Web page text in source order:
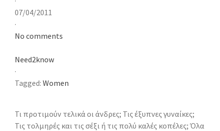
07/04/2011
·
No comments
Need2know
·
Tagged: Women
Τι προτιμούν τελικά οι άνδρες; Τις έξυπνες γυναίκες;
Τις τολμηρές και τις σέξι ή τις πολύ καλές κοπέλες; Όλα